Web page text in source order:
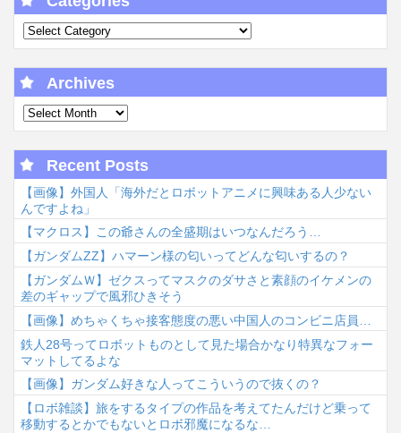
Archives
Recent Posts
【画像】外国人「海外だとロボットアニメに興味ある人少ない
んですよね」
【マクロス】この爺さんの全盛期はいつなんだろう…
【ガンダムΖΖ】ハマーン様の匂いってどんな匂いするの？
【ガンダムＷ】ゼクスってマスクのダサさと素顔のイケメンの
差のギャップで風邪ひきそう
【画像】めちゃくちゃ接客態度の悪い中国人のコンビニ店員…
鉄人28号ってロボットものとして見た場合かなり特異なフォー
マットしてるよな
【画像】ガンダム好きな人ってこういうので抜くの？
【ロボ雑談】旅をするタイプの作品を考えてたんだけど乗って
移動するとかでもないとロボ邪魔になるな…